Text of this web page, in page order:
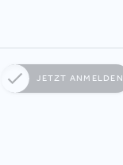
JETZT ANMELDEN